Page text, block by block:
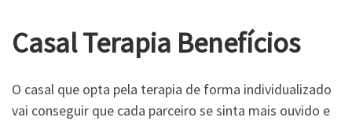
Casal Terapia Benefícios
O casal que opta pela terapia de forma individualizado
vai conseguir que cada parceiro se sinta mais ouvido e